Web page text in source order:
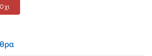
Οχι